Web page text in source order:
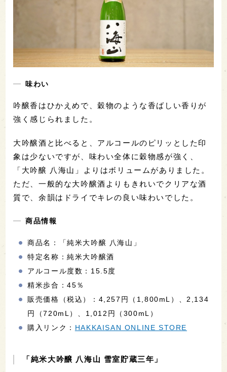
味わい
吟醸香はひかえめで、穀物のような香ばしい香りが
強く感じられました。
大吟醸酒と比べると、アルコールのピリッとした印
象は少ないですが、味わい全体に穀物感が強く、
「大吟醸 八海山」よりはボリュームがありました。
ただ、一般的な大吟醸酒よりもきれいでクリアな酒
質で、余韻はドライでキレの良い味わいでした。
商品情報
商品名：「純米大吟醸 八海山」
特定名称：純米大吟醸酒
アルコール度数：15.5度
精米歩合：45％
販売価格（税込）：4,257円（1,800mL）、2,134
円（720mL）、1,012円（300mL）
購入リンク： HAKKAISAN ONLINE STORE
「純米大吟醸 八海山 雪室貯蔵三年」